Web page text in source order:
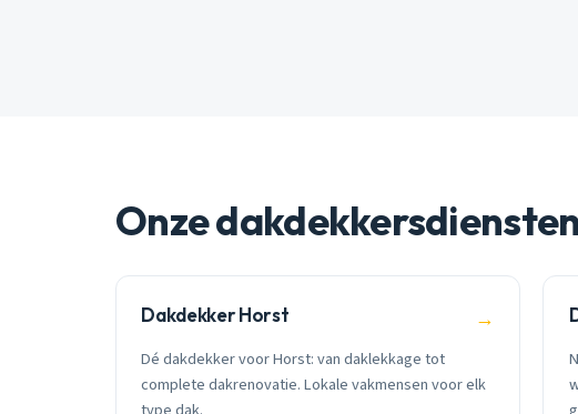
Onze dakdekkersdiensten
Dakdekker Horst →
Dé dakdekker voor Horst: van daklekkage tot
complete dakrenovatie. Lokale vakmensen voor elk